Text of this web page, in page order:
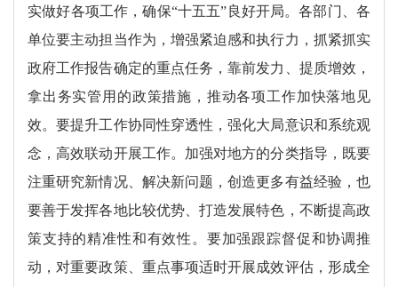
实做好各项工作，确保“十五五”良好开局。各部门、各
单位要主动担当作为，增强紧迫感和执行力，抓紧抓实
政府工作报告确定的重点任务，靠前发力、提质增效，
拿出务实管用的政策措施，推动各项工作加快落地见
效。要提升工作协同性穿透性，强化大局意识和系统观
念，高效联动开展工作。加强对地方的分类指导，既要
注重研究新情况、解决新问题，创造更多有益经验，也
要善于发挥各地比较优势、打造发展特色，不断提高政
策支持的精准性和有效性。要加强跟踪督促和协调推
动，对重要政策、重点事项适时开展成效评估，形成全